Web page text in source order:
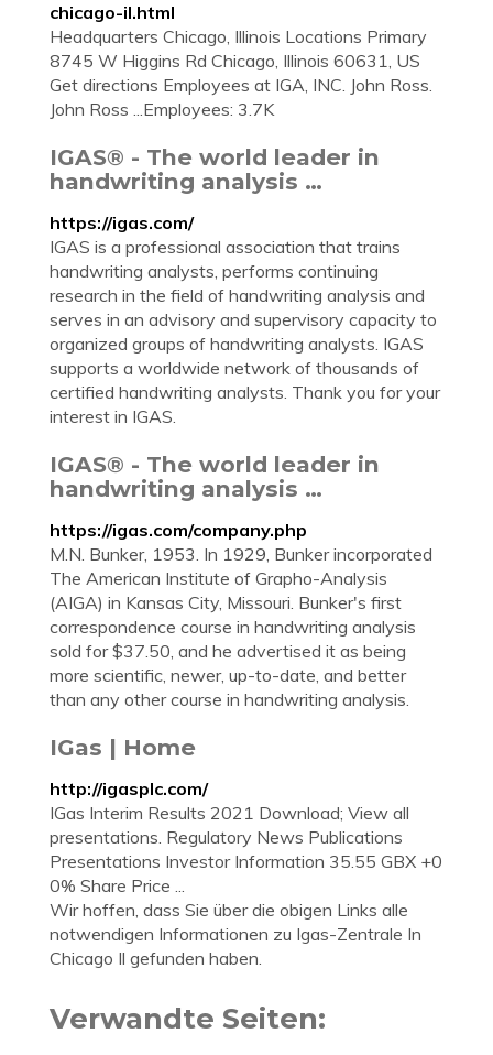
chicago-il.html
Headquarters Chicago, Illinois Locations Primary
8745 W Higgins Rd Chicago, Illinois 60631, US
Get directions Employees at IGA, INC. John Ross.
John Ross ...Employees: 3.7K
IGAS® - The world leader in
handwriting analysis …
https://igas.com/
IGAS is a professional association that trains
handwriting analysts, performs continuing
research in the field of handwriting analysis and
serves in an advisory and supervisory capacity to
organized groups of handwriting analysts. IGAS
supports a worldwide network of thousands of
certified handwriting analysts. Thank you for your
interest in IGAS.
IGAS® - The world leader in
handwriting analysis …
https://igas.com/company.php
M.N. Bunker, 1953. In 1929, Bunker incorporated
The American Institute of Grapho-Analysis
(AIGA) in Kansas City, Missouri. Bunker's first
correspondence course in handwriting analysis
sold for $37.50, and he advertised it as being
more scientific, newer, up-to-date, and better
than any other course in handwriting analysis.
IGas | Home
http://igasplc.com/
IGas Interim Results 2021 Download; View all
presentations. Regulatory News Publications
Presentations Investor Information 35.55 GBX +0
0% Share Price ...
Wir hoffen, dass Sie über die obigen Links alle
notwendigen Informationen zu Igas-Zentrale In
Chicago Il gefunden haben.
Verwandte Seiten: